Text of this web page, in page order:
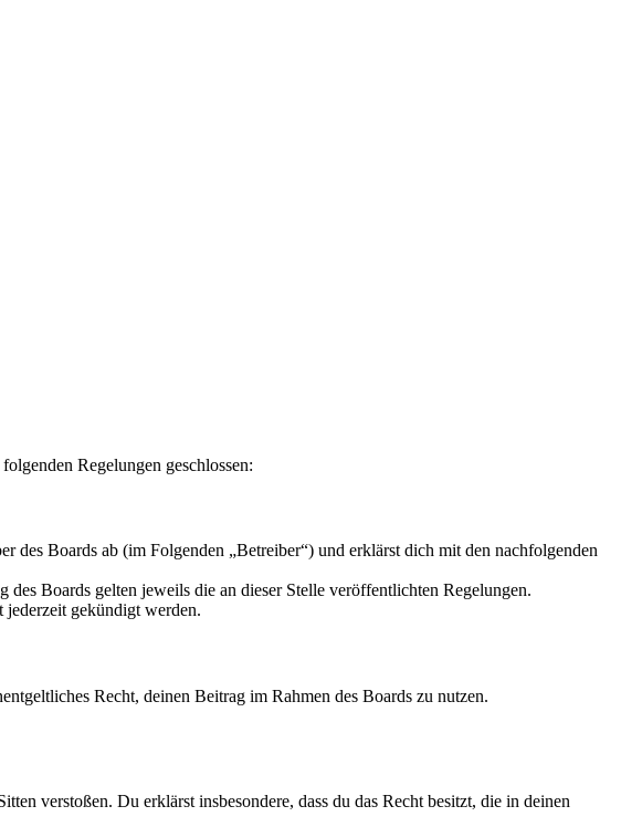
Regelungen geschlossen:
Boards ab (im Folgenden „Betreiber“) und erklärst dich mit den nachfolgenden
Boards gelten jeweils die an dieser Stelle veröffentlichten Regelungen.
gekündigt werden.
Recht, deinen Beitrag im Rahmen des Boards zu nutzen.
verstoßen. Du erklärst insbesondere, dass du das Recht besitzt, die in deinen